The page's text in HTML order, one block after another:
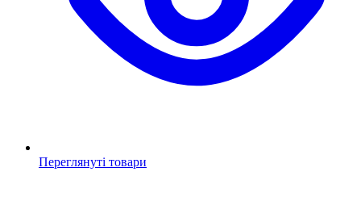
Переглянуті товари